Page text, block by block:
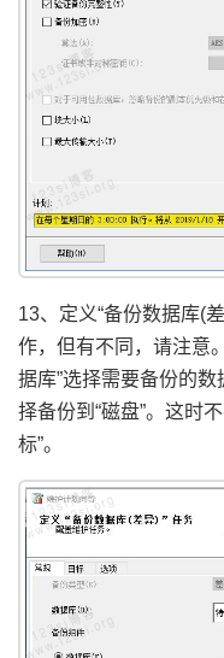
13、定义“备份数据库(
作，但有不同，请注意
据库”选择需要备份的数
择备份到“磁盘”。这时
标”。